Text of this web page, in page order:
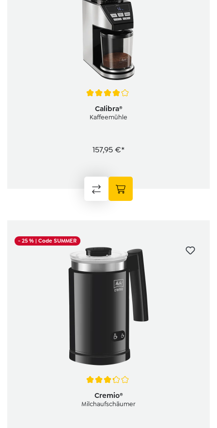
Durchschnittliche Bewertung von 4 von 5 Sternen
Calibra®
Kaffeemühle
157,95 €*
- 25 %| Code SUMMER
Durchschnittliche Bewertung von 3.1 von 5 Sternen
Cremio®
Milchaufschäumer